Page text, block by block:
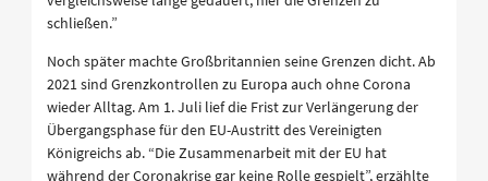
schließen.”
Noch später machte Großbritannien seine Grenzen dicht. Ab
2021 sind Grenzkontrollen zu Europa auch ohne Corona
wieder Alltag. Am 1. Juli lief die Frist zur Verlängerung der
Übergangsphase für den EU-Austritt des Vereinigten
Königreichs ab. “Die Zusammenarbeit mit der EU hat
während der Coronakrise gar keine Rolle gespielt”, erzählte